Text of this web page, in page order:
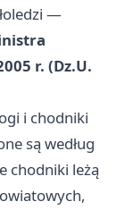
—
r. (Dz.U.
i chodniki
są według
chodniki leżą